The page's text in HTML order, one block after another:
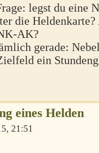
legst du eine
die
AK?
gerade:
ein
eines Helden
21:51